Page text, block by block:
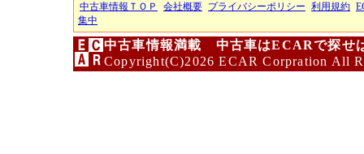
中古車情報ＴＯＰ 会社概要 プライバシーポリシー 利用規約
集中
中古車情報満載 中古車はECARで探せ
Copyright(C)2026 ECAR Corpration All